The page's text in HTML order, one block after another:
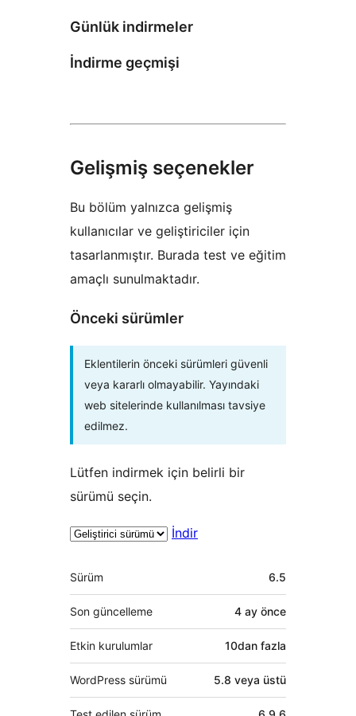
Günlük indirmeler
İndirme geçmişi
Gelişmiş seçenekler
Bu bölüm yalnızca gelişmiş
kullanıcılar ve geliştiriciler için
tasarlanmıştır. Burada test ve eğitim
amaçlı sunulmaktadır.
Önceki sürümler
Eklentilerin önceki sürümleri güvenli
veya kararlı olmayabilir. Yayındaki
web sitelerinde kullanılması tavsiye
edilmez.
Lütfen indirmek için belirli bir
sürümü seçin.
İndir
Meta
Sürüm 6.5
Son güncelleme 4 ay önce
Etkin kurulumlar 10dan fazla
WordPress sürümü 5.8 veya üstü